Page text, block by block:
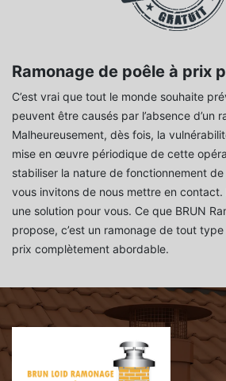
Ramonage de poêle à prix
C’est vrai que tout le monde souhaite
peuvent être causés par l’absence d’un
Malheureusement, dès fois, la
mise en œuvre périodique de cette
stabiliser la nature de fonctionnement
vous invitons de nous mettre en
une solution pour vous. Ce que BRUN
propose, c’est un ramonage de tout
prix complètement abordable.